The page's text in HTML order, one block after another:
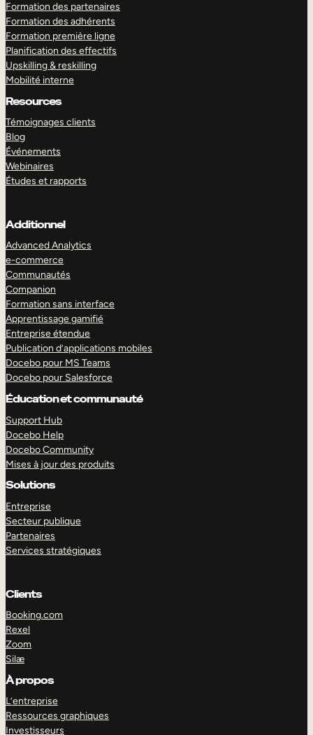
Formation des partenaires
Formation des adhérents
Formation première ligne
Planification des effectifs
Upskilling & reskilling
Mobilité interne
Resources
Témoignages clients
Blog
Événements
Webinaires
Études et rapports
Additionnel
Advanced Analytics
e-commerce
Communautés
Companion
Formation sans interface
Apprentissage gamifié
Entreprise étendue
Publication d’applications mobiles
Docebo pour MS Teams
Docebo pour Salesforce
Éducation et communauté
Support Hub
Docebo Help
Docebo Community
Mises à jour des produits
Solutions
Entreprise
Secteur publique
Partenaires
Services stratégiques
Clients
Booking.com
Rexel
Zoom
Silæ
À propos
L’entreprise
Ressources graphiques
Investisseurs